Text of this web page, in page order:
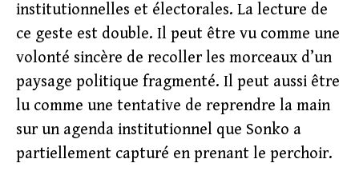
institutionnelles et électorales. La lecture de
ce geste est double. Il peut être vu comme une
volonté sincère de recoller les morceaux d’un
paysage politique fragmenté. Il peut aussi être
lu comme une tentative de reprendre la main
sur un agenda institutionnel que Sonko a
partiellement capturé en prenant le perchoir.